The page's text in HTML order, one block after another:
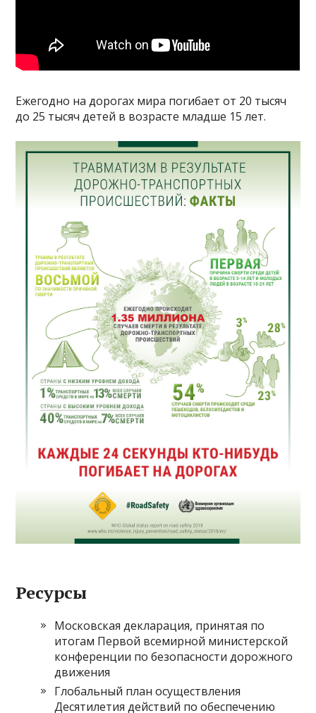
Ежегодно на дорогах мира погибает от 20 тысяч
до 25 тысяч детей в возрасте младше 15 лет.
Ресурсы
Московская декларация, принятая по
итогам Первой всемирной министерской
конференции по безопасности дорожного
движения
Глобальный план осуществления
Десятилетия действий по обеспечению